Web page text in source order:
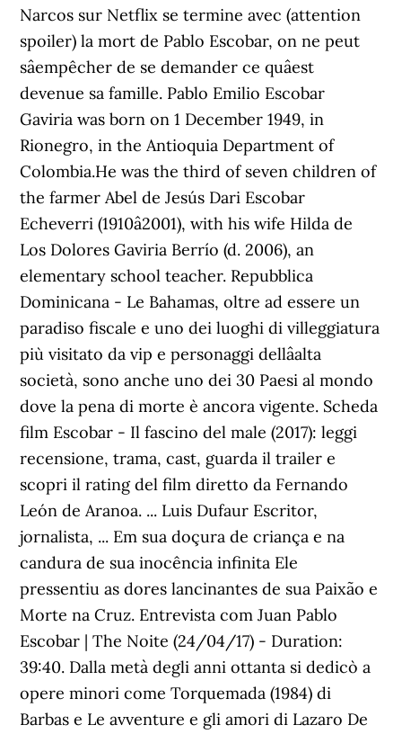
Narcos sur Netflix se termine avec (attention
spoiler) la mort de Pablo Escobar, on ne peut
sâempêcher de se demander ce quâest
devenue sa famille. Pablo Emilio Escobar
Gaviria was born on 1 December 1949, in
Rionegro, in the Antioquia Department of
Colombia.He was the third of seven children of
the farmer Abel de Jesús Dari Escobar
Echeverri (1910â2001), with his wife Hilda de
Los Dolores Gaviria Berrío (d. 2006), an
elementary school teacher. Repubblica
Dominicana - Le Bahamas, oltre ad essere un
paradiso fiscale e uno dei luoghi di villeggiatura
più visitato da vip e personaggi dellâalta
società, sono anche uno dei 30 Paesi al mondo
dove la pena di morte è ancora vigente. Scheda
film Escobar - Il fascino del male (2017): leggi
recensione, trama, cast, guarda il trailer e
scopri il rating del film diretto da Fernando
León de Aranoa. ... Luis Dufaur Escritor,
jornalista, ... Em sua doçura de criança e na
candura de sua inocência infinita Ele
pressentiu as dores lancinantes de sua Paixão e
Morte na Cruz. Entrevista com Juan Pablo
Escobar | The Noite (24/04/17) - Duration:
39:40. Dalla metà degli anni ottanta si dedicò a
opere minori come Torquemada (1984) di
Barbas e Le avventure e gli amori di Lazaro De